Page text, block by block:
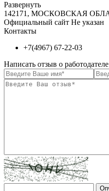
Развернуть
142171, МОСКОВСКАЯ
Официальный сайт Не указан
Контакты
+7(4967) 67-22-03
Написать отзыв о работодателе